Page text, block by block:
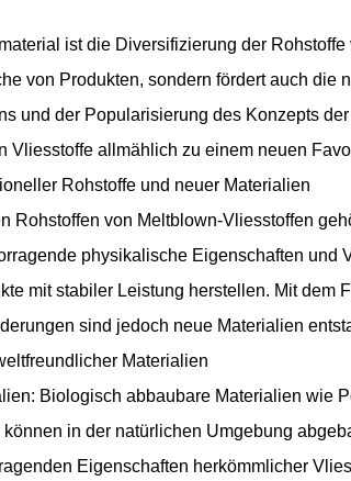
ist die Diversifizierung der Rohstoffe
von Produkten, sondern fördert auch die
und der Popularisierung des Konzepts
Vliesstoffe allmählich zu einem neuen
Rohstoffe und neuer Materialien
Rohstoffen von Meltblown-Vliesstoffen
physikalische Eigenschaften und
mit stabiler Leistung herstellen. Mit dem
sind jedoch neue Materialien
Materialien
Biologisch abbaubare Materialien wie
in der natürlichen Umgebung
Eigenschaften herkömmlicher